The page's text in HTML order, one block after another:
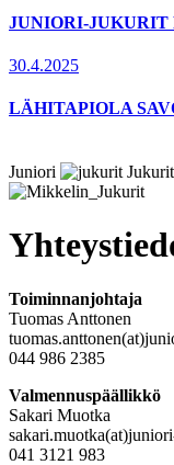
JUNIORI-JUKURIT
30.4.2025
LÄHITAPIOLA
Juniori Jukurit
Toiminnanjohtaja
Tuomas Anttonen
044 986 2385
Valmennuspäällikkö
Sakari Muotka
041 3121 983